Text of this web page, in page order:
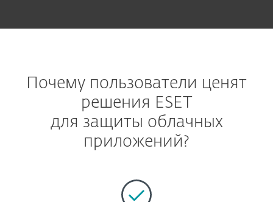
Почему пользователи ценят
решения ESET
для защиты облачных
приложений?